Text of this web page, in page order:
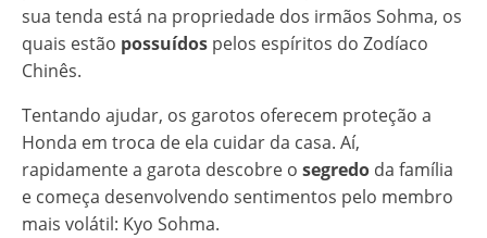
sua tenda está na propriedade dos irmãos Sohma, os
quais estão possuídos pelos espíritos do Zodíaco
Chinês.
Tentando ajudar, os garotos oferecem proteção a
Honda em troca de ela cuidar da casa. Aí,
rapidamente a garota descobre o segredo da família
e começa desenvolvendo sentimentos pelo membro
mais volátil: Kyo Sohma.